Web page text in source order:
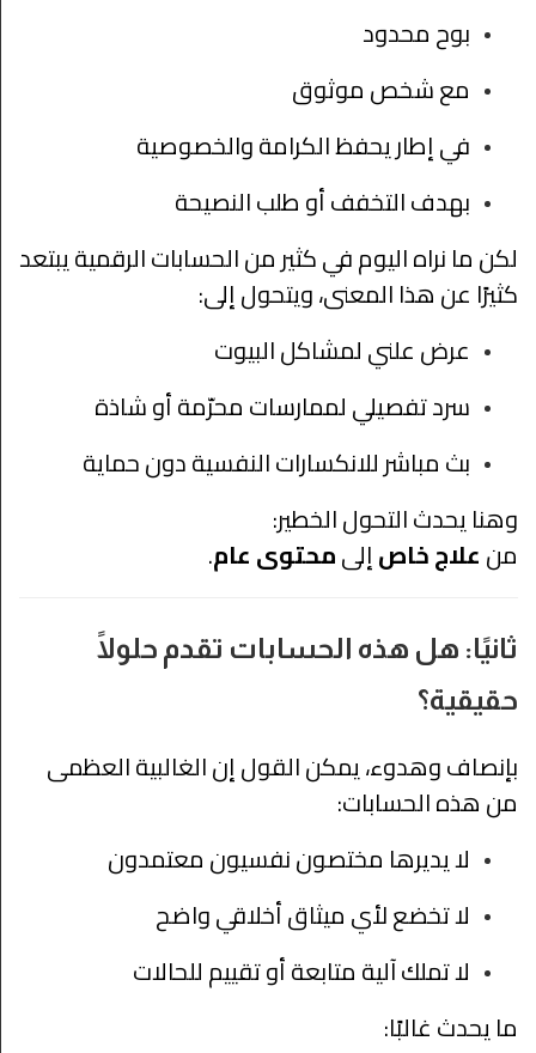
بوح محدود
مع شخص موثوق
في إطار يحفظ الكرامة والخصوصية
بهدف التخفف أو طلب النصيحة
لكن ما نراه اليوم في كثير من الحسابات الرقمية يبتعد
كثيرًا عن هذا المعنى، ويتحول إلى:
عرض علني لمشاكل البيوت
سرد تفصيلي لممارسات محرّمة أو شاذة
بث مباشر للانكسارات النفسية دون حماية
وهنا يحدث التحول الخطير:
منعلاج خاصإلىمحتوى عام.
ثانيًا: هل هذه الحسابات تقدم حلولًا
حقيقية؟
بإنصاف وهدوء، يمكن القول إن الغالبية العظمى
من هذه الحسابات:
لا يديرها مختصون نفسيون معتمدون
لا تخضع لأي ميثاق أخلاقي واضح
لا تملك آلية متابعة أو تقييم للحالات
ما يحدث غالبًا: